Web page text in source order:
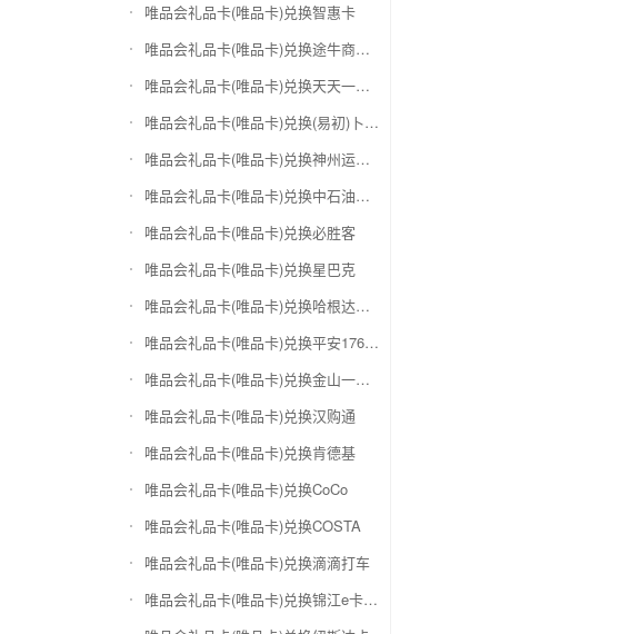
唯品会礼品卡(唯品卡)兑换智惠卡
唯品会礼品卡(唯品卡)兑换途牛商旅卡
唯品会礼品卡(唯品卡)兑换天天一卡通
唯品会礼品卡(唯品卡)兑换(易初)卜蜂莲花礼品卡
唯品会礼品卡(唯品卡)兑换神州运通超级卡(运通网购卡)
唯品会礼品卡(唯品卡)兑换中石油省卡
唯品会礼品卡(唯品卡)兑换必胜客
唯品会礼品卡(唯品卡)兑换星巴克
唯品会礼品卡(唯品卡)兑换哈根达斯电子券
唯品会礼品卡(唯品卡)兑换平安1768欢乐豆
唯品会礼品卡(唯品卡)兑换金山一卡通
唯品会礼品卡(唯品卡)兑换汉购通
唯品会礼品卡(唯品卡)兑换肯德基
唯品会礼品卡(唯品卡)兑换CoCo
唯品会礼品卡(唯品卡)兑换COSTA
唯品会礼品卡(唯品卡)兑换滴滴打车
唯品会礼品卡(唯品卡)兑换锦江e卡通(锦江一卡通)